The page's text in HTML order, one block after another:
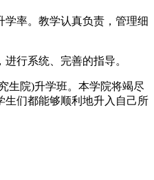
学率。教学认真负责，管理细
行系统、完善的指导。
生院)升学班。本学院将竭尽
生们都能够顺利地升入自己所